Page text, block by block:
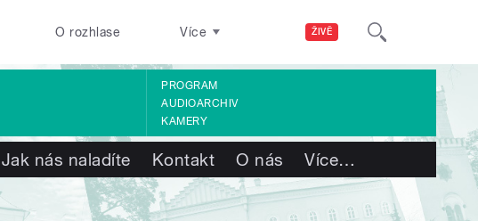
ŽIVĚ
O rozhlase Více
PROGRAM
AUDIOARCHIV
KAMERY
Jak nás naladíte Kontakt O nás Více…